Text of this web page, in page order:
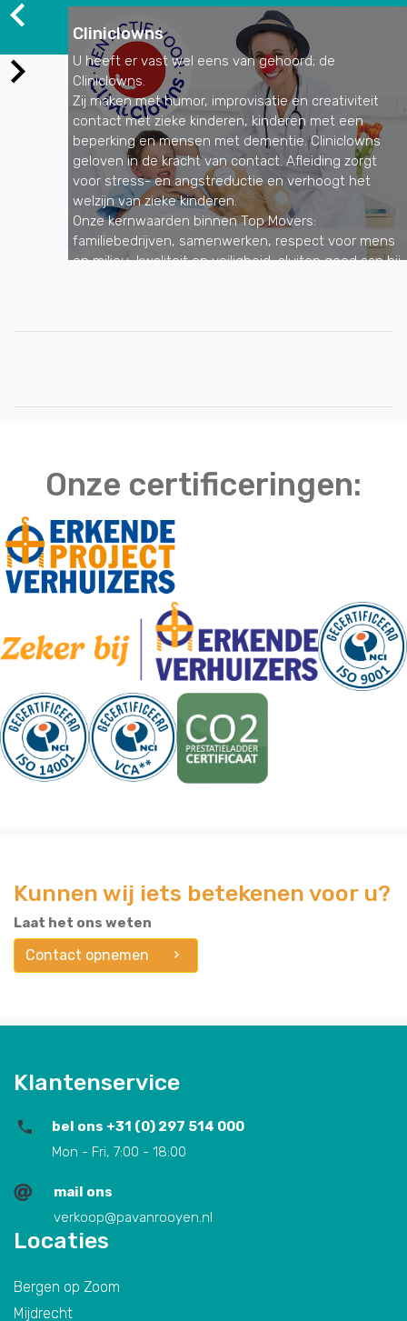
Cliniclowns
U heeft er vast wel eens van gehoord; de
Cliniclowns.
Zij maken met humor, improvisatie en creativiteit
contact met zieke kinderen, kinderen met een
beperking en mensen met dementie. Cliniclowns
geloven in de kracht van contact. Afleiding zorgt
voor stress- en angstreductie en verhoogt het
welzijn van zieke kinderen.
Onze kernwaarden binnen Top Movers:
familiebedrijven, samenwerken, respect voor mens
en milieu, kwaliteit en veiligheid, sluiten goed aan bij
Onze certificeringen:
Kunnen wij iets betekenen voor u?
Laat het ons weten
Contact opnemen
Klantenservice
bel ons +31 (0) 297 514 000
Mon - Fri, 7:00 - 18:00
mail ons
verkoop@pavanrooyen.nl
Locaties
Bergen op Zoom
Mijdrecht